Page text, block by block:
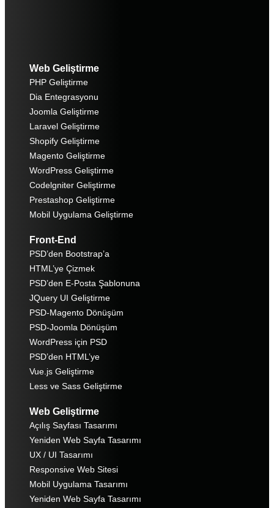
Web Geliştirme
PHP Geliştirme
Dia Entegrasyonu
Joomla Geliştirme
Laravel Geliştirme
Shopify Geliştirme
Magento Geliştirme
WordPress Geliştirme
Codelgniter Geliştirme
Prestashop Geliştirme
Mobil Uygulama Geliştirme
Front-End
PSD’den Bootstrap’a
HTML’ye Çizmek
PSD’den E-Posta Şablonuna
JQuery UI Geliştirme
PSD-Magento Dönüşüm
PSD-Joomla Dönüşüm
WordPress için PSD
PSD’den HTML’ye
Vue.js Geliştirme
Less ve Sass Geliştirme
Web Geliştirme
Açılış Sayfası Tasarımı
Yeniden Web Sayfa Tasarımı
UX / UI Tasarımı
Responsive Web Sitesi
Mobil Uygulama Tasarımı
Yeniden Web Sayfa Tasarımı